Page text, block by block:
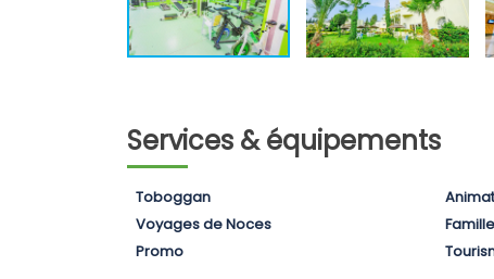
Services & équipements
Toboggan
Voyages de Noces
Famille
Promo